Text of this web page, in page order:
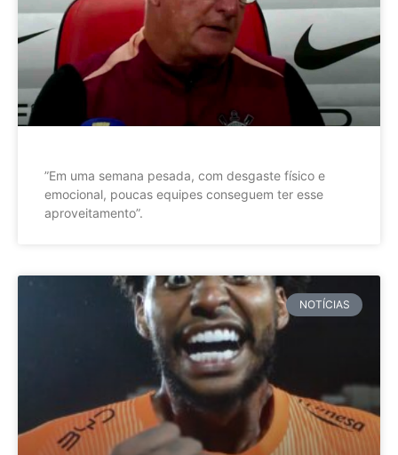
”Em uma semana pesada, com desgaste físico e
emocional, poucas equipes conseguem ter esse
aproveitamento”.
NOTÍCIAS